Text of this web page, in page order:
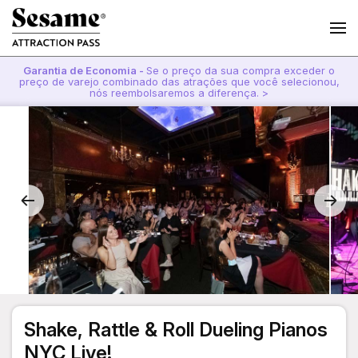
Garantia de Economia - Se o preço da sua compra exceder o
preço de varejo combinado das atrações que você selecionou,
nós reembolsaremos a diferença. >
Shake, Rattle & Roll Dueling Pianos
NYC Live!